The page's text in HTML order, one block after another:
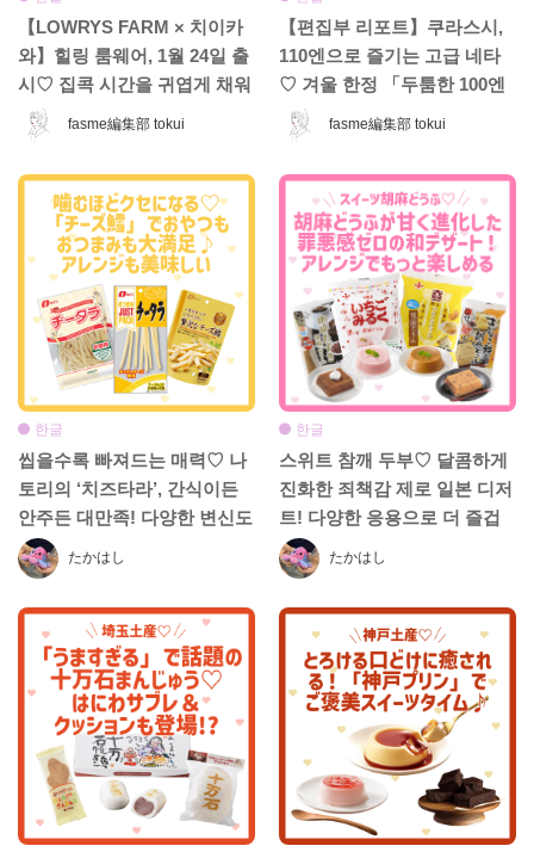
fasme編集部 tokui
【LOWRYS FARM × 치이카
와】힐링 룸웨어, 1월 24일 출
시♡ 집콕 시간을 귀엽게 채워
줄 컬렉션 등장!
fasme編集部 tokui
【편집부 리포트】쿠라스시,
110엔으로 즐기는 고급 네타
♡ 겨울 한정 「두툼한 100엔
페어」는 놓치면 손해! 기간
한정 인기 메뉴 소개
たかはし
한글
씹을수록 빠져드는 매력♡ 나
토리의 ‘치즈타라’, 간식이든
안주든 대만족! 다양한 변신도
맛있어요
たかはし
한글
스위트 참깨 두부♡ 달콤하게
진화한 죄책감 제로 일본 디저
트! 다양한 응용으로 더 즐겁
게